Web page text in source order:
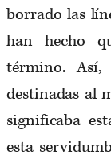
borrado las
han hecho
término. Así,
destinadas al
significaba
esta